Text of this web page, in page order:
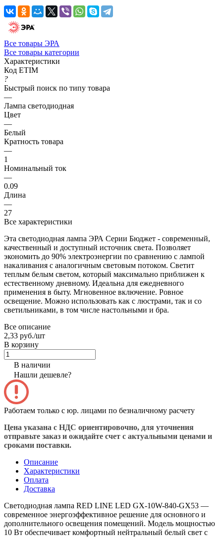
Все товары ЭРА
Все товары категории
Характеристики
Код ETIM
?
Быстрый поиск по типу товара
—
Лампа светодиодная
Цвет
—
Белый
Кратность товара
—
1
Номинальный ток
—
0.09
Длина
—
27
Все характеристики
Эта светодиодная лампа ЭРА Серии Бюджет - современный,
качественный и доступный источник света. Позволяет
экономить до 90% электроэнергии по сравнению с лампой
накаливания с аналогичным световым потоком. Светит
теплым белым светом, который максимально приближен к
естественному дневному. Идеальна для ежедневного
применения в быту. Мгновенное включение. Ровное
освещение. Можно использовать как с люстрами, так и со
светильниками, в том числе настольными и бра.
Все описание
2,33 руб./шт
В корзину
В наличии
Нашли дешевле?
Работаем только с юр. лицами по безналичному расчету
Цена указана с НДС ориентировочно, для уточнения
отправьте заказ и ожидайте счет с актуальными ценами и
сроками поставки.
Описание
Характеристики
Оплата
Доставка
Светодиодная лампа RED LINE LED GX-10W-840-GX53 —
современное энергоэффективное решение для основного и
дополнительного освещения помещений. Модель мощностью
10 Вт обеспечивает комфортный нейтральный белый свет с